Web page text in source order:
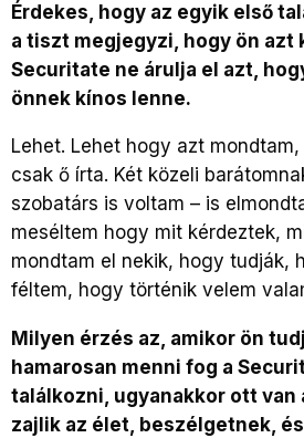
Érdekes, hogy az egyik első
a tiszt megjegyzi, hogy ön azt
Securitate ne árulja el azt,
önnek kínos lenne.
Lehet. Lehet hogy azt
csak ő írta. Két közeli
szobatárs is voltam – is
meséltem hogy mit kérdeztek,
mondtam el nekik, hogy tudják,
féltem, hogy történik velem
Milyen érzés az, amikor ön
hamarosan menni fog a
találkozni, ugyanakkor ott van
zajlik az élet, beszélgetnek,